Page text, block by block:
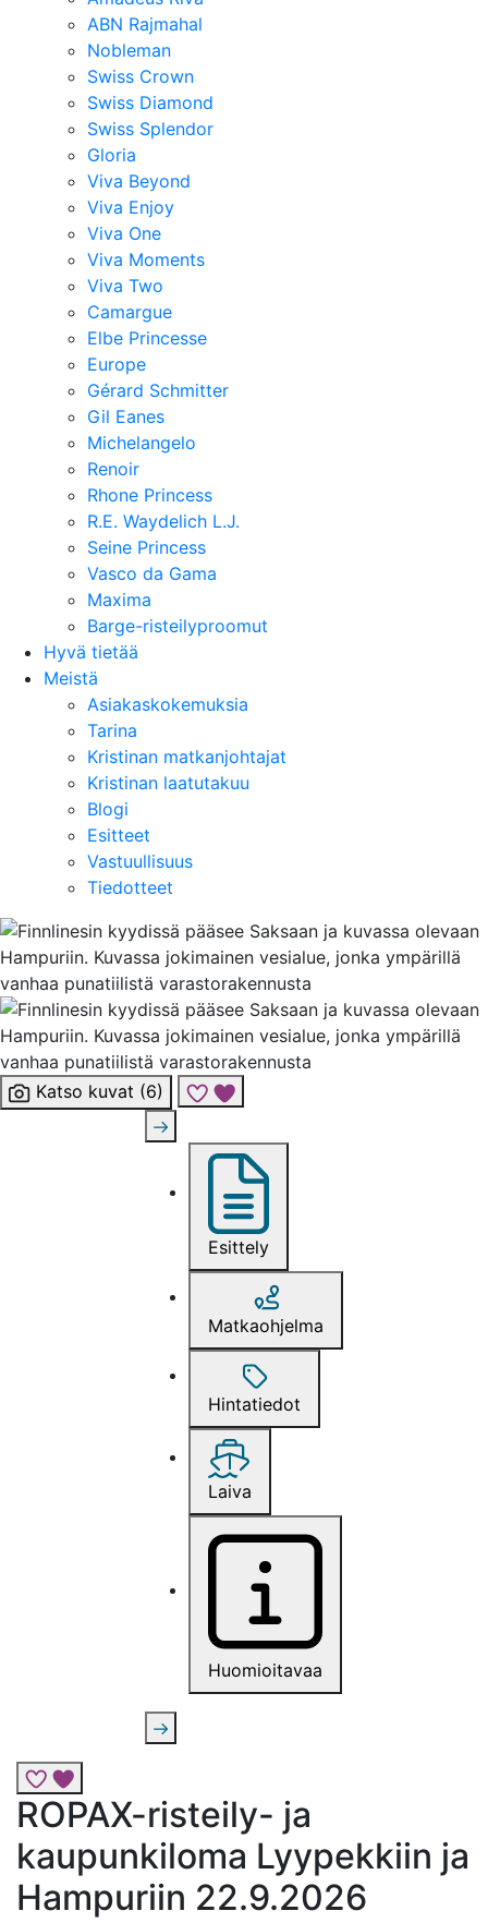
ABN Rajmahal
Nobleman
Swiss Crown
Swiss Diamond
Swiss Splendor
Gloria
Viva Beyond
Viva Enjoy
Viva One
Viva Moments
Viva Two
Camargue
Elbe Princesse
Europe
Gérard Schmitter
Gil Eanes
Michelangelo
Renoir
Rhone Princess
R.E. Waydelich L.J.
Seine Princess
Vasco da Gama
Maxima
Barge-risteilyproomut
Hyvä tietää
Meistä
Asiakaskokemuksia
Tarina
Kristinan matkanjohtajat
Kristinan laatutakuu
Blogi
Esitteet
Vastuullisuus
Tiedotteet
Katso kuvat (6)
Esittely
Matkaohjelma
Hintatiedot
Laiva
Huomioitavaa
Lisää risteily suosikkeihin
ROPAX-risteily- ja
kaupunkiloma Lyypekkiin ja
Hampuriin 22.9.2026